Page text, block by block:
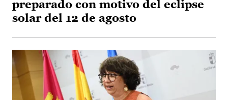
preparado con motivo del eclipse
solar del 12 de agosto